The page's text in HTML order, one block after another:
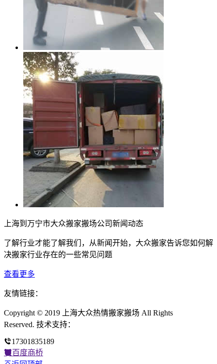
上海到万宁市大众搬家搬场公司新闻动态
了解行业才能了解我们，从新闻开始，大众搬家告诉您如何解
决搬家行业存在的一些常见问题
查看更多
友情链接：
Copyright © 2019 上海大众热情搬家搬场 All Rights
Reserved. 技术支持：
17301835189
百度商桥